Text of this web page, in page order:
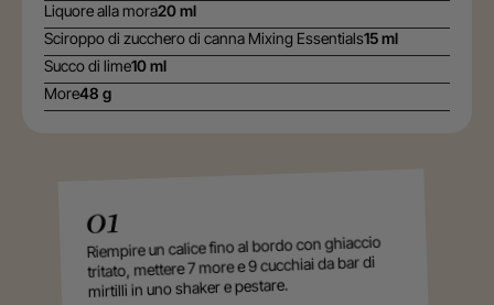
Liquore alla mora20 ml
Sciroppo di zucchero di canna Mixing Essentials15 ml
Succo di lime10 ml
More48 g
01
Riempire un calice fino al bordo con ghiaccio
tritato, mettere 7 more e 9 cucchiai da bar di
mirtilli in uno shaker e pestare.